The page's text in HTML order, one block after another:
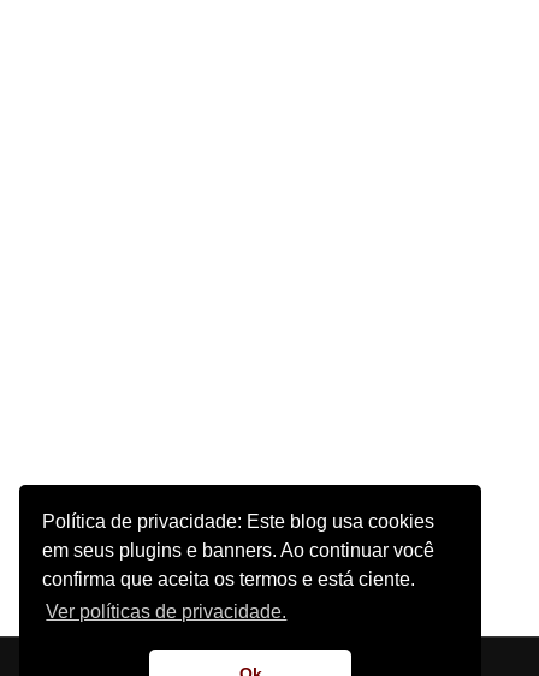
Política de privacidade: Este blog usa cookies
em seus plugins e banners. Ao continuar você
confirma que aceita os termos e está ciente.
Ver políticas de privacidade.
Sobre o Site